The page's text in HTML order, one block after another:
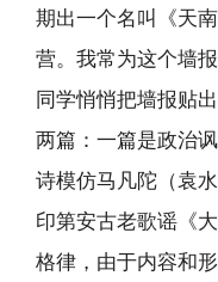
期出一个名叫《天
营。我常为这个墙
同学悄悄把墙报贴
两篇：一篇是政治
诗模仿马凡陀（袁
印第安古老歌谣《
格律，由于内容和